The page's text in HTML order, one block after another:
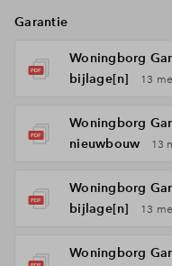
Garantie
Woningborg
bijlage[n]
13
Woningborg
nieuwbouw
13
Woningborg
bijlage[n]
13
Woningborg